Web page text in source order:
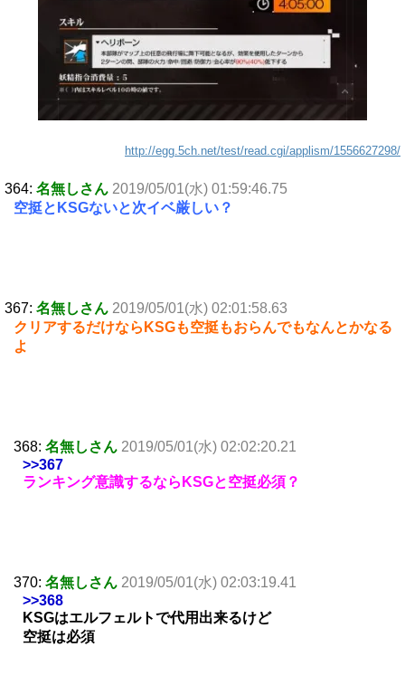
http://egg.5ch.net/test/read.cgi/applism/1556627298/
364: 名無しさん 2019/05/01(水) 01:59:46.75
空挺とKSGないと次イベ厳しい？
367: 名無しさん 2019/05/01(水) 02:01:58.63
クリアするだけならKSGも空挺もおらんでもなんとかなる
よ
368: 名無しさん 2019/05/01(水) 02:02:20.21
>>367
ランキング意識するならKSGと空挺必須？
370: 名無しさん 2019/05/01(水) 02:03:19.41
>>368
KSGはエルフェルトで代用出来るけど
空挺は必須